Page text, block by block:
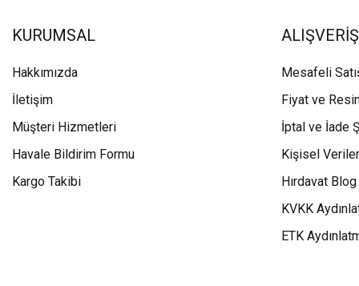
KURUMSAL
Hakkımızda
İletişim
Müşteri Hizmetleri
Havale Bildirim Formu
Kargo Takibi
ALIŞVERİŞ
Mesafeli
Fiyat ve
İptal ve İade
Kişisel
Hırdavat Blog
KVKK
ETK